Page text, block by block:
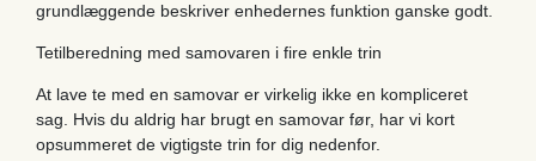
grundlæggende beskriver enhedernes funktion ganske godt.
Tetilberedning med samovaren i fire enkle trin
At lave te med en samovar er virkelig ikke en kompliceret
sag. Hvis du aldrig har brugt en samovar før, har vi kort
opsummeret de vigtigste trin for dig nedenfor.